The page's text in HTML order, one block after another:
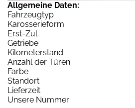
Allgemeine Daten:
Fahrzeugtyp
Karosserieform
Erst-Zul.
Getriebe
Kilometerstand
Anzahl der Türen
Farbe
Standort
Lieferzeit
Unsere Nummer